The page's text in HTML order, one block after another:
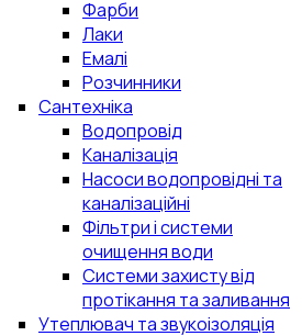
Фарби
Лаки
Емалі
Розчинники
Сантехніка
Водопровід
Каналізація
Насоси водопровідні та
каналізаційні
Фільтри і системи
очищення води
Системи захисту від
протікання та заливання
Утеплювач та звукоізоляція